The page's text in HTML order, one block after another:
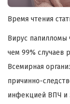
Время чтения
Вирус папилломы
чем 99% случаев
Всемирная
причинно-
инфекцией ВПЧ и